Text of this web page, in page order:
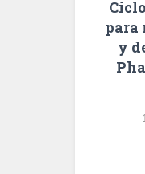
para
y